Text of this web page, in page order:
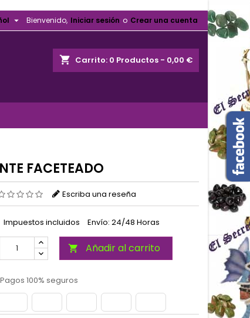
Bienvenido, Iniciar sesión o Crear una cuenta

shopping_cart Carrito: 0 Productos - 0,00 €
FACETEADO
Escriba una reseña
Impuestos incluidos Envío: 24/48 Horas
 Añadir al carrito
Pagos 100% seguros